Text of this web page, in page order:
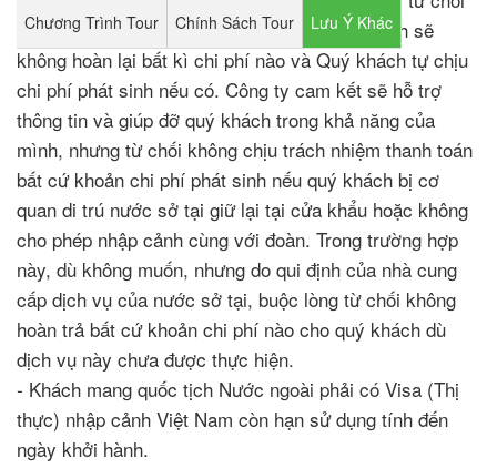
Chương Trình Tour Chính Sách Tour Lưu Ý Khác
nhập cảnh trong trường hợp này công ty du lịch sẽ
không hoàn lại bất kì chi phí nào và Quý khách tự chịu
chi phí phát sinh nếu có. Công ty cam kết sẽ hỗ trợ
thông tin và giúp đỡ quý khách trong khả năng của
mình, nhưng từ chối không chịu trách nhiệm thanh toán
bất cứ khoản chi phí phát sinh nếu quý khách bị cơ
quan di trú nước sở tại giữ lại tại cửa khẩu hoặc không
cho phép nhập cảnh cùng với đoàn. Trong trường hợp
này, dù không muốn, nhưng do qui định của nhà cung
cấp dịch vụ của nước sở tại, buộc lòng từ chối không
hoàn trả bất cứ khoản chi phí nào cho quý khách dù
dịch vụ này chưa được thực hiện.
- Khách mang quốc tịch Nước ngoài phải có Visa (Thị
thực) nhập cảnh Việt Nam còn hạn sử dụng tính đến
ngày khởi hành.